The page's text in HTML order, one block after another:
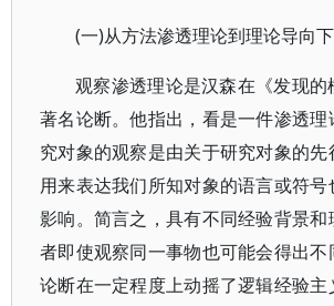
(一)从方法渗透理论到理论导向
观察渗透理论是汉森在《发现的
著名论断。他指出，看是一件渗透理
究对象的观察是由关于研究对象的先
用来表达我们所知对象的语言或符号
影响。简言之，具有不同经验背景和
者即使观察同一事物也可能会得出不
论断在一定程度上动摇了逻辑经验主